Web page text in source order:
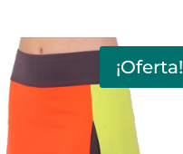
¡Oferta!